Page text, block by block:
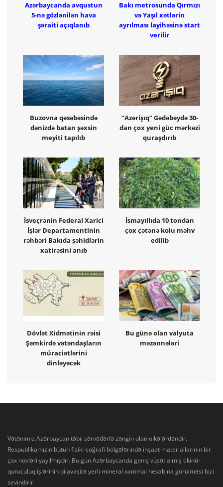
Azərbaycanda avqustun
5-nə gözlənilən hava
şəraiti açıqlanıb
Bakı metrosunda Qırmızı
və Yaşıl xətlərin
ayrılması layihəsinə start
verilir
Buzovna qəsəbəsində
dənizdə batan şəxsin
meyiti tapılıb
“Azərişıq” Gədəbəydə 30-
dan çox yeni güc mərkəzi
quraşdırıb
İsveçrənin Federal Xarici
İşlər Departamentinin
rəhbəri Bakıda şəhidlərin
xatirəsini anıb
İsmayıllıda 10 tondan
çox çətənə kolu məhv
edilib
Dövlət Xidmətinin rəisi
Şəmkirdə vətəndaşların
müraciətlərini
dinləyəcək
Bu günə olan valyuta
məzənnələri
Vətənimiz Azərbaycan təbii sərvətlərlə zəngin olan ölkələrdəndir.
Respublikamızın bütün fiziki-coğrafi bölgələrində inşaat materiallarının bir
çox növləri yayılmışdır. Bu gün Azərbaycanda geniş vüsət almış tikinti-
quruculuq işlərinin bilavasitə yerli mineral xammal hesabına görülməsi bizi
sevindirir.